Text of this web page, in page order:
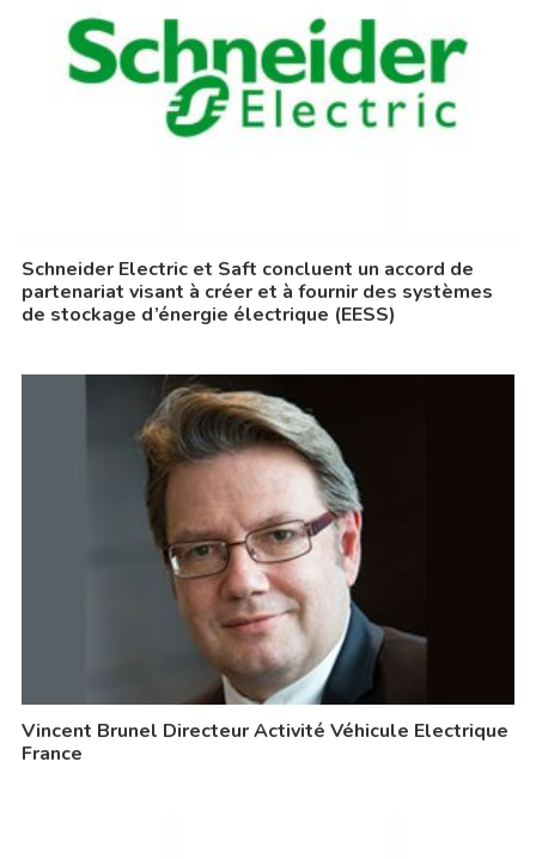
Schneider Electric et Saft concluent un accord de
partenariat visant à créer et à fournir des systèmes
de stockage d’énergie électrique (EESS)
Vincent Brunel Directeur Activité Véhicule Electrique
France